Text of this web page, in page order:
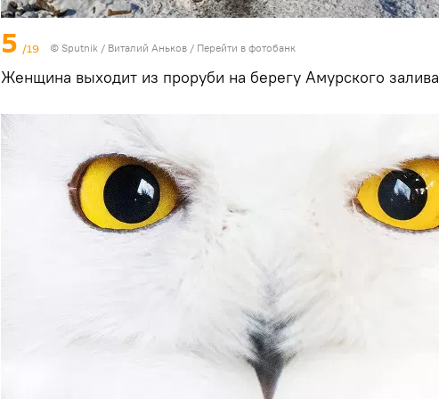
5 /19 © Sputnik / Виталий Аньков / Перейти в фотобанк
Женщина выходит из проруби на берегу Амурского залива